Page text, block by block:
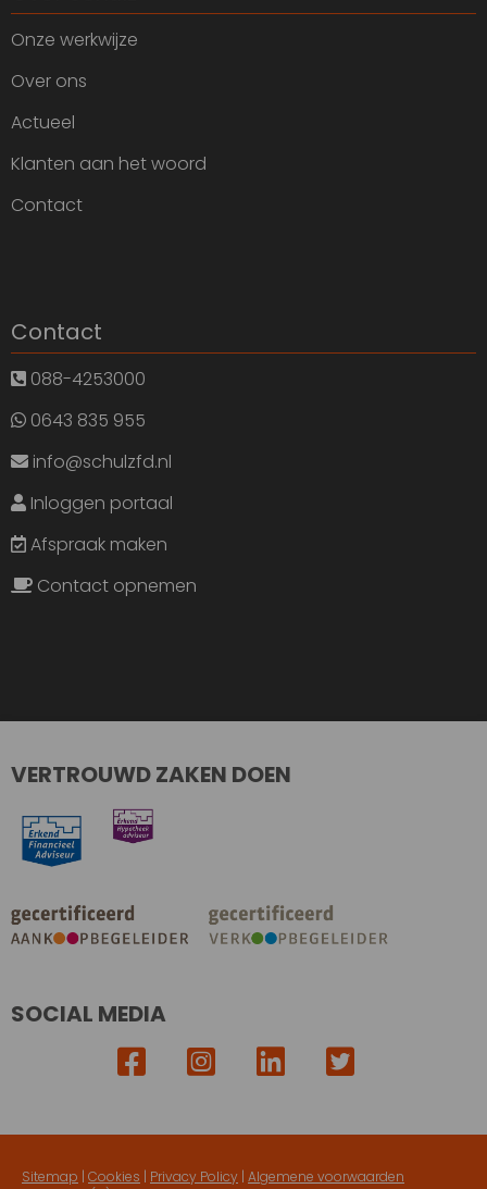
Onze werkwijze
Over ons
Actueel
Klanten aan het woord
Contact
Contact
088-4253000
0643 835 955
info@schulzfd.nl
Inloggen portaal
Afspraak maken
Contact opnemen
VERTROUWD ZAKEN DOEN
SOCIAL MEDIA
Sitemap | Cookies | Privacy Policy | Algemene voorwaarden